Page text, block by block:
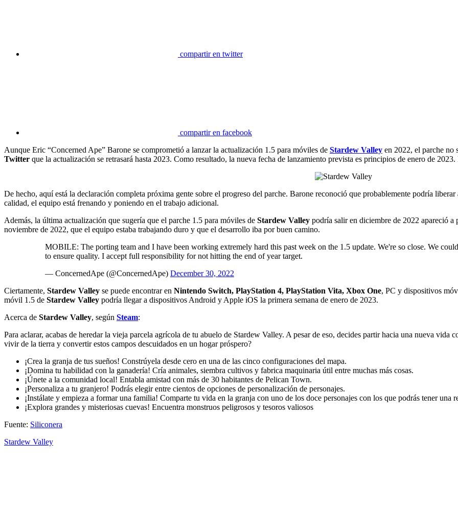
compartir en twitter
compartir en facebook
Aunque Eric “Concerned Ape” Barone se comprometió a lanzar la actualización 1.5 para móviles de Stardew Valley en 2022, el parche no
Twitter que la actualización se retrasará hasta 2023. Como resultado, la nueva fecha de lanzamiento prevista es principios de enero de
De hecho, aquí está la declaración completa próxima gente sobre el progreso del parche. Barone reconoció que probablemente podría
calidad, el equipo está frenando y poniendo en el trabajo adicional.
Además, la última actualización que sugería que el parche 1.5 para móviles de Stardew Valley podría salir en diciembre de 2022 apareció
noviembre de 2022, que el equipo estaba trabajando duro y que el desarrollo iba por buen camino.
MOBILE: The porting team and I have been working extremely hard this past week on the 1.5 update. We're so close. We
to ensure quality. I accept full responsibility for not hitting the end of year target.
— ConcernedApe (@ConcernedApe) December 30, 2022
Ciertamente, Stardew Valley se puede encontrar en Nintendo Switch, PlayStation 4, PlayStation Vita, Xbox One, PC y dispositivos
móvil 1.5 de Stardew Valley podría llegar a dispositivos Android y Apple iOS la primera semana de enero de 2023.
Acerca de Stardew Valley, según Steam:
Para aclarar, acabas de heredar la vieja parcela agrícola de tu abuelo de Stardew Valley. A pesar de eso, decides partir hacia una nueva vida
vivir de la tierra y convertir estos campos descuidados en un hogar próspero?
¡Crea la granja de tus sueños! Constrúyela desde cero en una de las cinco configuraciones del mapa.
¡Domina tu habilidad con la ganadería! Cría animales, siembra cultivos y fabrica maquinaria útil entre muchas más cosas.
¡Únete a la comunidad local! Entabla amistad con más de 30 habitantes de Pelican Town.
¡Personaliza a tu granjero! Podrás elegir entre cientos de opciones de personalización de personajes.
¡Instálate y empieza a formar una familia! Comparte tu vida en la granja con uno de los doce personajes con los que podrás tener una
¡Explora grandes y misteriosas cuevas! Encuentra monstruos peligrosos y tesoros valiosos
Fuente: Siliconera
Stardew Valley